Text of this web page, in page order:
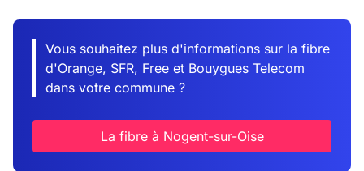
Vous souhaitez plus d'informations sur la fibre
d'Orange, SFR, Free et Bouygues Telecom
dans votre commune ?
La fibre à Nogent-sur-Oise